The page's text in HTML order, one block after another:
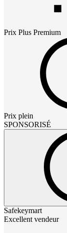
Prix Plus Premium
Prix plein
SPONSORISÉ
Safekeymart
Excellent vendeur